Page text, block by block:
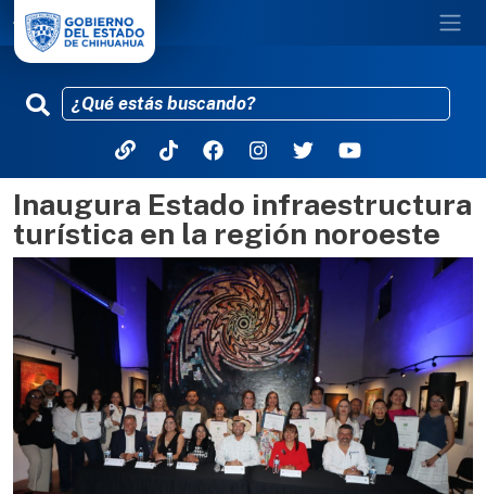
Pasar al contenido principal
Inaugura Estado infraestructura
turística en la región noroeste